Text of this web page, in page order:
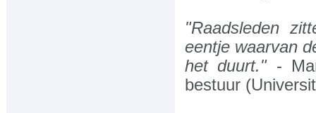
"Raadsleden
eentje waarvan
het duurt."-
bestuur